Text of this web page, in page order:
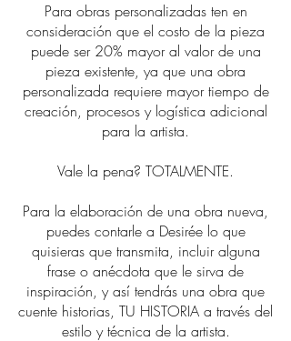
Para obras personalizadas ten en
consideración que el costo de la pieza
puede ser 20% mayor al valor de una
pieza existente, ya que una obra
personalizada requiere mayor tiempo de
creación, procesos y logística adicional
para la artista.
Vale la pena? TOTALMENTE.
Para la elaboración de una obra nueva,
puedes contarle a Desirée lo que
quisieras que transmita, incluir alguna
frase o anécdota que le sirva de
inspiración, y así tendrás una obra que
cuente historias, TU HISTORIA a través del
estilo y técnica de la artista.